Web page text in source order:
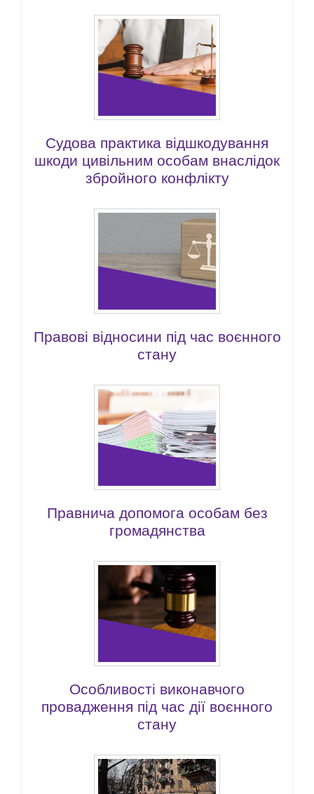
Судова практика відшкодування
шкоди цивільним особам внаслідок
збройного конфлікту
Правові відносини під час воєнного
стану
Правнича допомога особам без
громадянства
Особливості виконавчого
провадження під час дії воєнного
стану